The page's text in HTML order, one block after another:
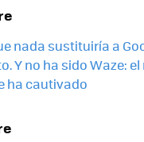
nada sustituiría a
Y no ha sido Waze:
ha cautivado